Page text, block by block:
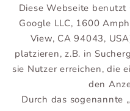
Diese Webseite
Google LLC, 1600
View, CA 94043,
platzieren, z.B. in
sie Nutzer erreichen, die
den
Durch das sogenannte